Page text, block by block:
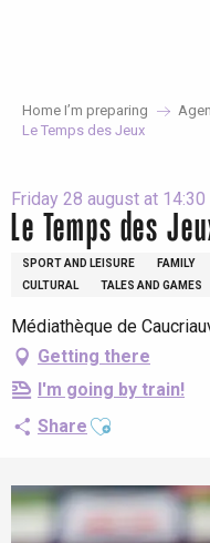
Home I’m preparing
Le Temps des Jeux
Friday 28 august at 14:30
Le Temps des
SPORT AND LEISURE FAMILY
CULTURAL
TALES AND GAMES
Médiathèque de
Getting there
I'm going by train!
Share Ajouter aux